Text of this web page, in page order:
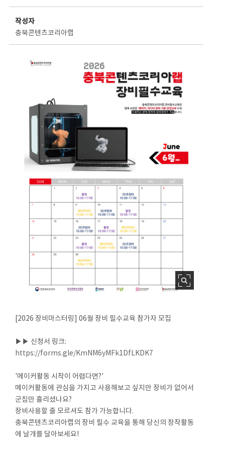
작성자
충북콘텐츠코리아랩
[2026 장비마스터링] 06월 장비 필수교육 참가자 모집
▶▶ 신청서 링크:
https://forms.gle/KmNM6yMFk1DfLKDK7
'메이커활동 시작이 어렵다면?'
메이커활동에 관심을 가지고 사용해보고 싶지만 장비가 없어서
군침만 흘리셨나요?
장비사용할 줄 모르셔도 참가 가능합니다.
충북콘텐츠코리아랩의 장비 필수 교육을 통해 당신의 창작활동
에 날개를 달아보세요!